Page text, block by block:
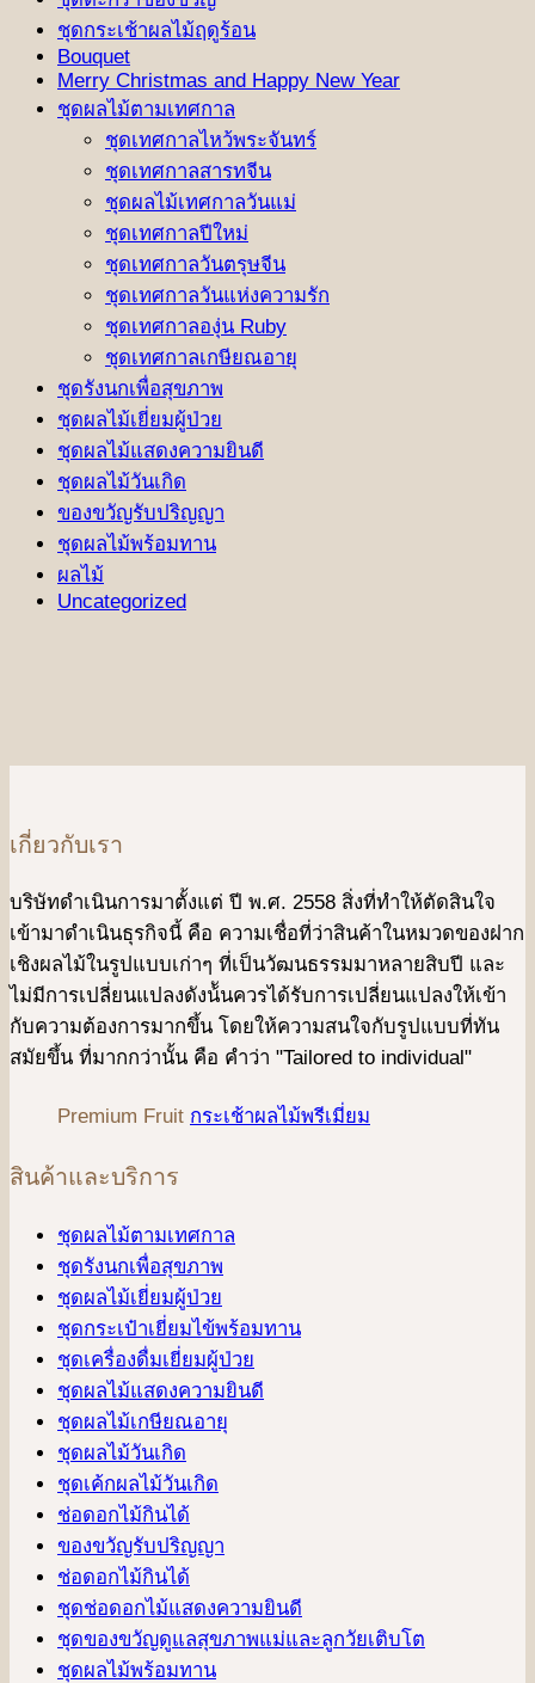
ชุดกระเช้าผลไม้ฤดูร้อน
Bouquet
Merry Christmas and Happy New Year
ชุดผลไม้ตามเทศกาล
ชุดเทศกาลไหว้พระจันทร์
ชุดเทศกาลสารทจีน
ชุดผลไม้เทศกาลวันแม่
ชุดเทศกาลปีใหม่
ชุดเทศกาลวันตรุษจีน
ชุดเทศกาลวันแห่งความรัก
ชุดเทศกาลองุ่น Ruby
ชุดเทศกาลเกษียณอายุ
ชุดรังนกเพื่อสุขภาพ
ชุดผลไม้เยี่ยมผู้ป่วย
ชุดผลไม้แสดงความยินดี
ชุดผลไม้วันเกิด
ของขวัญรับปริญญา
ชุดผลไม้พร้อมทาน
ผลไม้
Uncategorized
เกี่ยวกับเรา
บริษัทดําเนินการมาตั้งแต่ ปี พ.ศ. 2558 สิ่งที่ทำให้ตัดสินใจ
เข้ามาดําเนินธุรกิจนี้ คือ ความเชื่อที่ว่าสินค้าในหมวดของฝาก
เชิงผลไม้ในรูปแบบเก่าๆ ที่เป็นวัฒนธรรมมาหลายสิบปี และ
ไม่มีการเปลี่ยนแปลงดังน้ันควรได้รับการเปลี่ยนแปลงให้เข้า
กับความต้องการมากขึ้น โดยให้ความสนใจกับรูปแบบที่ทัน
สมัยขึ้น ที่มากกว่านั้น คือ คําว่า "Tailored to individual"
Premium Fruit กระเช้าผลไม้พรีเมี่ยม
สินค้าและบริการ
ชุดผลไม้ตามเทศกาล
ชุดรังนกเพื่อสุขภาพ
ชุดผลไม้เยี่ยมผู้ป่วย
ชุดกระเป๋าเยี่ยมไข้พร้อมทาน
ชุดเครื่องดื่มเยี่ยมผู้ป่วย
ชุดผลไม้แสดงความยินดี
ชุดผลไม้เกษียณอายุ
ชุดผลไม้วันเกิด
ชุดเค้กผลไม้วันเกิด
ช่อดอกไม้กินได้
ของขวัญรับปริญญา
ช่อดอกไม้กินได้
ชุดช่อดอกไม้แสดงความยินดี
ชุดของขวัญดูแลสุขภาพแม่และลูกวัยเติบโต
ชุดผลไม้พร้อมทาน